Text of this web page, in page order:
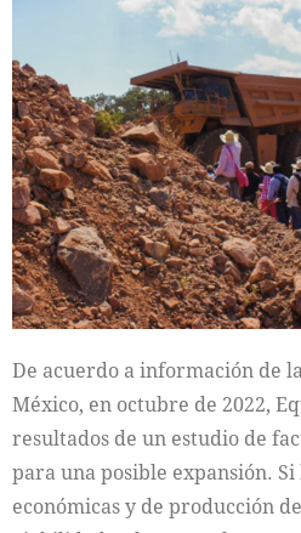
De acuerdo a información de
México, en octubre de 2022,
resultados de un estudio de
para una posible expansión.
económicas y de producción